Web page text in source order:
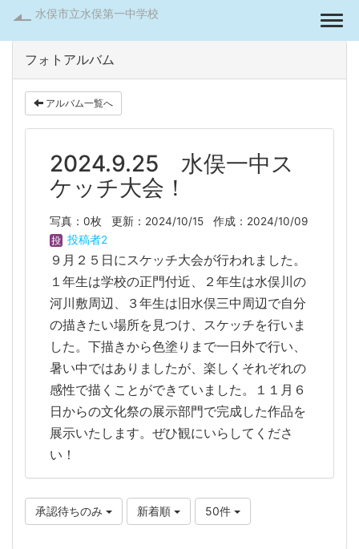
水俣市立水俣第一中学校
フォトアルバム
アルバム一覧へ
2024.9.25 水俣一中ス
ケッチ大会！
写真：0枚 更新：2024/10/15
作成：2024/10/09
投稿者2
９月２５日にスケッチ大会が行われました。
１年生は学校の正門付近、２年生は水俣川の
河川敷周辺、３年生は旧水俣三中周辺で自分
の描きたい場所を見つけ、スケッチを行いま
した。下描きから色塗りまで一日外で行い、
暑い中ではありましたが、楽しくそれぞれの
感性で描くことができていました。１１月６
日からの文化祭の展示部門で完成した作品を
展示いたします。ぜひ観にいらしてくださ
い！
承認待ちのみ 新着順 50件